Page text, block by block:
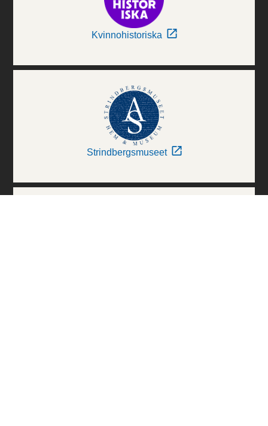
Kvinnohistoriska
Strindbergsmuseet